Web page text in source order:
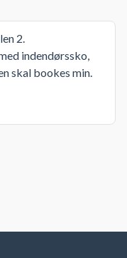
2.
indendørssko,
skal bookes min.